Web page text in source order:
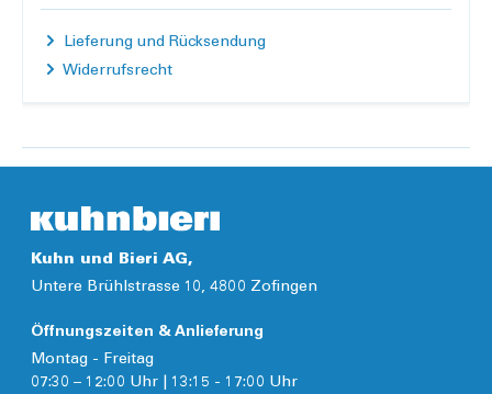
Lieferung und Rücksendung
Widerrufsrecht
Kuhn und Bieri AG,
Untere Brühlstrasse 10, 4800 Zofingen
Öffnungszeiten & Anlieferung
Montag - Freitag
07:30 – 12:00 Uhr | 13:15 - 17:00 Uhr